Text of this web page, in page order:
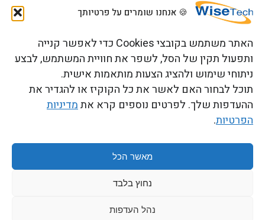
🍪 אנחנו שומרים על פרטיותך
האתר משתמש בקובצי Cookies כדי לאפשר קנייה
ותפעול תקין של הסל, לשפר את חוויית המשתמש, לבצע
ניתוחי שימוש ולהציג הצעות מותאמות אישית.
תוכל לבחור האם לאשר את כל הקוקיז או להגדיר את
ההעדפות שלך. לפרטים נוספים קרא אתמדיניות
הפרטיות.
מאשר הכל
נחוץ בלבד
נהל העדפות
הדרכות וקורסים
צור קשר
כתובתנו: רחוב העמל 13 כניסה A, קומה 2, פארק אפק
ראש העין 4809234 ישראל